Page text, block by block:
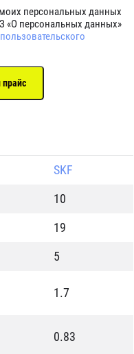
персональных данных
«О персональных данных»
пользовательского
SKF
10
19
5
1.7
0.83